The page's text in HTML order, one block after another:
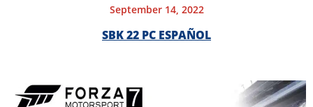
September 14, 2022
SBK 22 PC ESPAÑOL